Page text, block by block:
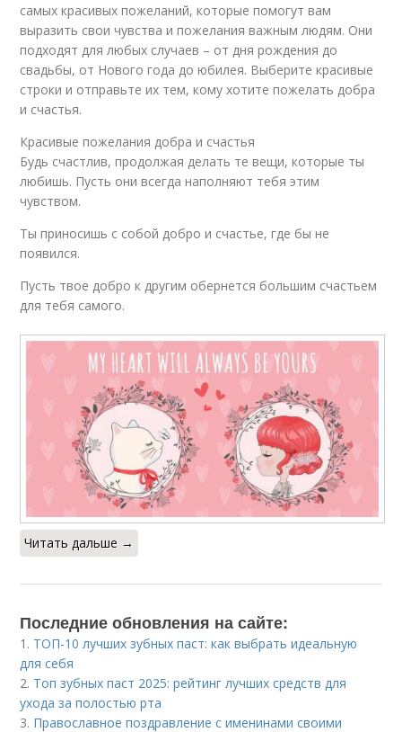
самых красивых пожеланий, которые помогут вам
выразить свои чувства и пожелания важным людям. Они
подходят для любых случаев – от дня рождения до
свадьбы, от Нового года до юбилея. Выберите красивые
строки и отправьте их тем, кому хотите пожелать добра
и счастья.
Красивые пожелания добра и счастья
Будь счастлив, продолжая делать те вещи, которые ты
любишь. Пусть они всегда наполняют тебя этим
чувством.
Ты приносишь с собой добро и счастье, где бы не
появился.
Пусть твое добро к другим обернется большим счастьем
для тебя самого.
Читать дальше →
Последние обновления на сайте:
1. ТОП-10 лучших зубных паст: как выбрать идеальную
для себя
2. Топ зубных паст 2025: рейтинг лучших средств для
ухода за полостью рта
3. Православное поздравление с именинами своими